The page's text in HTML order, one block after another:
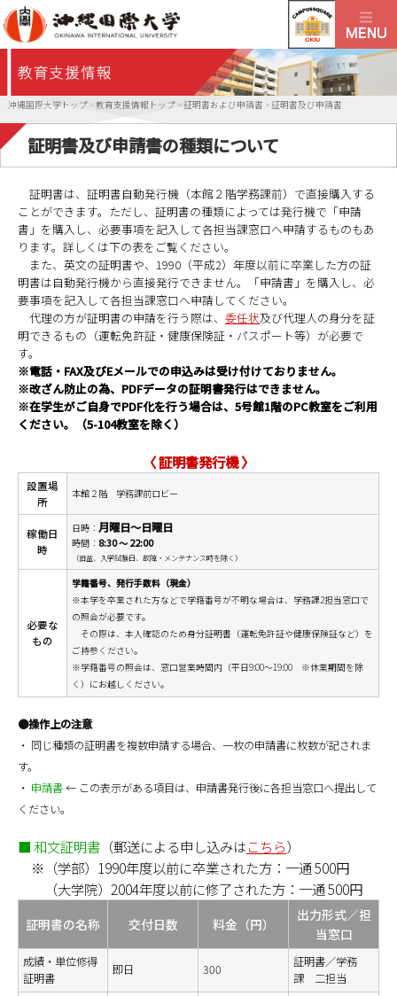
沖縄国際大学トップ >教育支援情報トップ >証明書および申請書 >証明書及び申請書
証明書及び申請書の種類について
証明書は、証明書自動発行機（本館２階学務課前）で直接購入する
ことができます。ただし、証明書の種類によっては発行機で「申請
書」を購入し、必要事項を記入して各担当課窓口へ申請するものもあ
ります。詳しくは下の表をご覧ください。
また、英文の証明書や、1990（平成2）年度以前に卒業した方の証
明書は自動発行機から直接発行できません。「申請書」を購入し、必
要事項を記入して各担当課窓口へ申請してください。
代理の方が証明書の申請を行う際は、 委任状及び代理人の身分を証
明できるもの（運転免許証・健康保険証・パスポート等）が必要で
す。
※電話・FAX及びEメールでの申込みは受け付けておりません。
※改ざん防止の為、PDFデータの証明書発行はできません。
※在学生がご自身でPDF化を行う場合は、5号館1階のPC教室をご利用
ください。（5-104教室を除く）
〈 証明書発行機 〉
設置場
所
本館２階 学務課前ロビー
稼働日
時
日時： 月曜日～日曜日
時間： 8:30 ～ 22:00
（旧盆、入学試験日、故障・メンテナンス時を除く）
必要な
もの
学籍番号、発行手数料（現金）
※本学を卒業された方などで学籍番号が不明な場合は、学務課2担当窓口で
の照会が必要です。
その際は、本人確認のため身分証明書（運転免許証や健康保険証など）を
ご持参ください。
※学籍番号の照会は、窓口営業時間内（平日9:00～19:00 ※休業期間を除
く）にお越しください。
●操作上の注意
・ 同じ種類の証明書を複数申請する場合、一枚の申請書に枚数が記されま
す。
・ 申請書← この表示がある項目は、申請書発行後に各担当窓口へ提出して
ください。
■和文証明書 （郵送による申し込みはこちら）
※（学部）1990年度以前に卒業された方：一通 500円
（大学院）2004年度以前に修了された方：一通 500円
証明書の名称 交付日数 料金（円）
出力形式／担
当窓口
成績・単位修得
証明書
即日 300
証明書／学務
課 二担当